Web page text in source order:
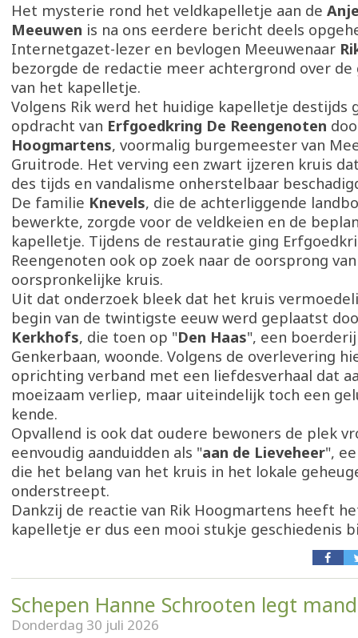
Het mysterie rond het veldkapelletje aan de
Meeuwen is na ons eerdere bericht deels
Internetgazet-lezer en bevlogen Meeuwenaar
bezorgde de redactie meer achtergrond over de
van het kapelletje.
Volgens Rik werd het huidige kapelletje destijds
opdracht van Erfgoedkring De Reengenoten
Hoogmartens, voormalig burgemeester van
Gruitrode. Het verving een zwart ijzeren kruis
des tijds en vandalisme onherstelbaar
De familie Knevels, die de achterliggende
bewerkte, zorgde voor de veldkeien en de
kapelletje. Tijdens de restauratie ging
Reengenoten ook op zoek naar de oorsprong
oorspronkelijke kruis.
Uit dat onderzoek bleek dat het kruis
begin van de twintigste eeuw werd geplaatst
Kerkhofs, die toen op "Den Haas", een
Genkerbaan, woonde. Volgens de overlevering
oprichting verband met een liefdesverhaal dat
moeizaam verliep, maar uiteindelijk toch een
kende.
Opvallend is ook dat oudere bewoners de plek
eenvoudig aanduidden als "aan de Lieveheer",
die het belang van het kruis in het lokale
onderstreept.
Dankzij de reactie van Rik Hoogmartens heeft
kapelletje er dus een mooi stukje geschiedenis
Schepen Hanne Schrooten legt
Donderdag 30 juli 2026